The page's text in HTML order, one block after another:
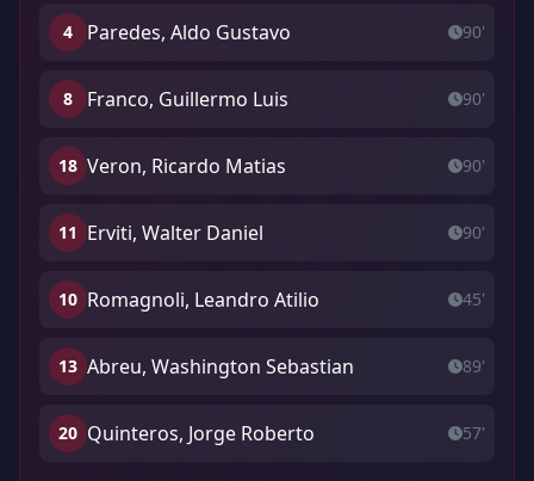
4 Paredes, Aldo Gustavo 90'
8 Franco, Guillermo Luis 90'
18 Veron, Ricardo Matias 90'
11 Erviti, Walter Daniel 90'
10 Romagnoli, Leandro Atilio 45'
13 Abreu, Washington Sebastian 89'
20 Quinteros, Jorge Roberto 57'